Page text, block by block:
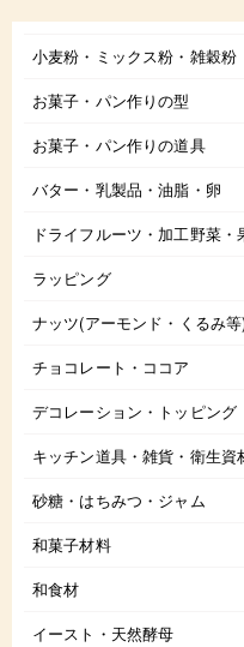
小麦粉・ミックス粉・雑穀粉
お菓子・パン作りの型
お菓子・パン作りの道具
バター・乳製品・油脂・卵
ドライフルーツ・加工野菜・
ラッピング
ナッツ(アーモンド・くるみ
チョコレート・ココア
デコレーション・トッピング
キッチン道具・雑貨・衛生資
砂糖・はちみつ・ジャム
和菓子材料
和食材
イースト・天然酵母